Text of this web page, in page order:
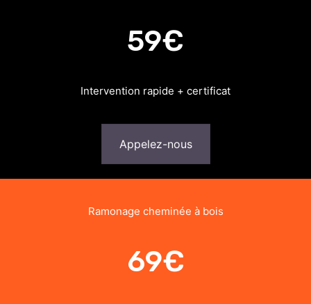
59€
Intervention rapide + certificat
Appelez-nous
Ramonage cheminée à bois
69€